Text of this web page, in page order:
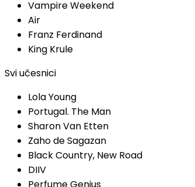
Vampire Weekend
Air
Franz Ferdinand
King Krule
Svi učesnici
Lola Young
Portugal. The Man
Sharon Van Etten
Zaho de Sagazan
Black Country, New Road
DIIV